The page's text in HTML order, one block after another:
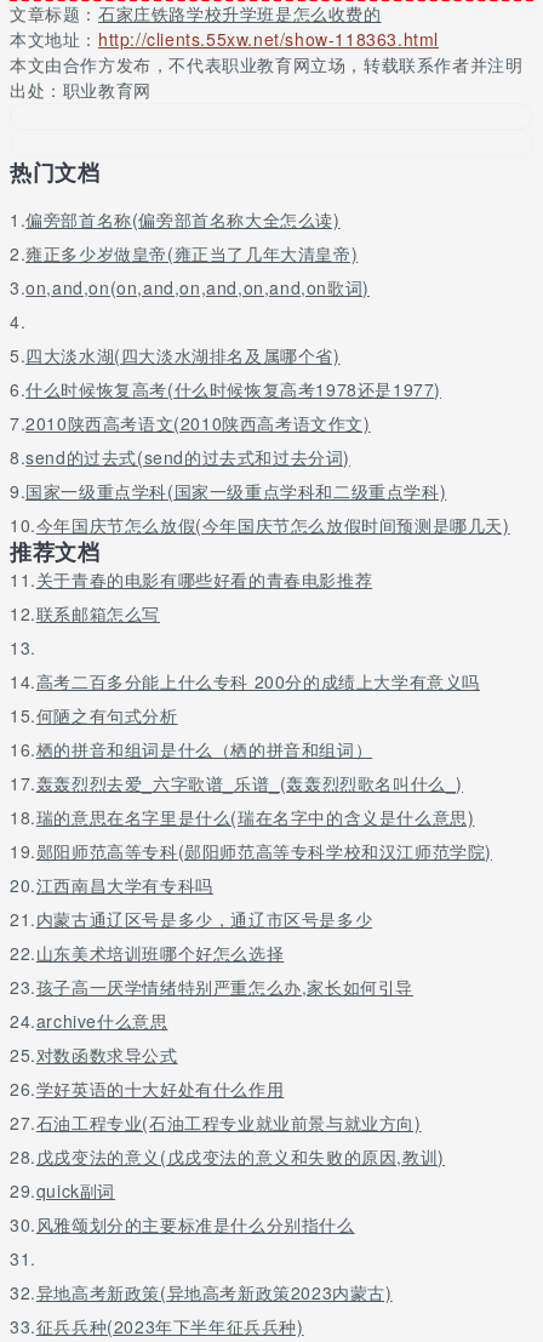
文章标题： 石家庄铁路学校升学班是怎么收费的
本文地址： http://clients.55xw.net/show-118363.html
本文由合作方发布，不代表职业教育网立场，转载联系作者并注明
出处：职业教育网
热门文档
1.偏旁部首名称(偏旁部首名称大全怎么读)
2.雍正多少岁做皇帝(雍正当了几年大清皇帝)
3.on,and,on(on,and,on,and,on,and,on歌词)
4.
5.四大淡水湖(四大淡水湖排名及属哪个省)
6.什么时候恢复高考(什么时候恢复高考1978还是1977)
7.2010陕西高考语文(2010陕西高考语文作文)
8.send的过去式(send的过去式和过去分词)
9.国家一级重点学科(国家一级重点学科和二级重点学科)
10.今年国庆节怎么放假(今年国庆节怎么放假时间预测是哪几天)
推荐文档
11.关于青春的电影有哪些好看的青春电影推荐
12.联系邮箱怎么写
13.
14.高考二百多分能上什么专科 200分的成绩上大学有意义吗
15.何陋之有句式分析
16.栖的拼音和组词是什么（栖的拼音和组词）
17.轰轰烈烈去爱_六字歌谱_乐谱_(轰轰烈烈歌名叫什么_)
18.瑞的意思在名字里是什么(瑞在名字中的含义是什么意思)
19.郧阳师范高等专科(郧阳师范高等专科学校和汉江师范学院)
20.江西南昌大学有专科吗
21.内蒙古通辽区号是多少，通辽市区号是多少
22.山东美术培训班哪个好怎么选择
23.孩子高一厌学情绪特别严重怎么办,家长如何引导
24.archive什么意思
25.对数函数求导公式
26.学好英语的十大好处有什么作用
27.石油工程专业(石油工程专业就业前景与就业方向)
28.戊戌变法的意义(戊戌变法的意义和失败的原因,教训)
29.quick副词
30. 风雅颂划分的主要标准是什么分别指什么
31.
32.异地高考新政策(异地高考新政策2023内蒙古)
33.征兵兵种(2023年下半年征兵兵种)